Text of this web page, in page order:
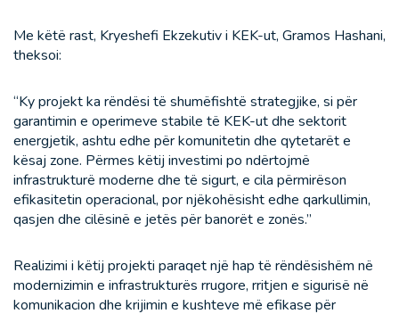
Me këtë rast, Kryeshefi Ekzekutiv i KEK-ut, Gramos Hashani,
theksoi:
“Ky projekt ka rëndësi të shumëfishtë strategjike, si për
garantimin e operimeve stabile të KEK-ut dhe sektorit
energjetik, ashtu edhe për komunitetin dhe qytetarët e
kësaj zone. Përmes këtij investimi po ndërtojmë
infrastrukturë moderne dhe të sigurt, e cila përmirëson
efikasitetin operacional, por njëkohësisht edhe qarkullimin,
qasjen dhe cilësinë e jetës për banorët e zonës.”
Realizimi i këtij projekti paraqet një hap të rëndësishëm në
modernizimin e infrastrukturës rrugore, rritjen e sigurisë në
komunikacion dhe krijimin e kushteve më efikase për